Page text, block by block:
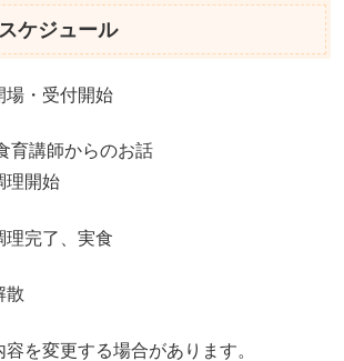
ケジュール
・受付開始
講師からのお話
理開始
完了、実食
散
を変更する場合があります。